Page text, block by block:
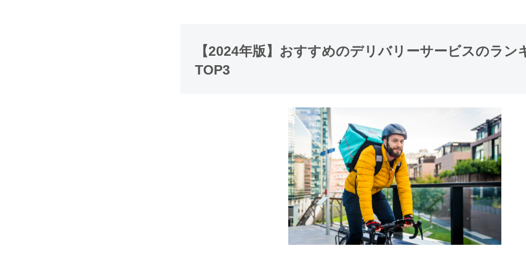
【2024年版】おすすめのデリバリーサービスのラン
TOP3